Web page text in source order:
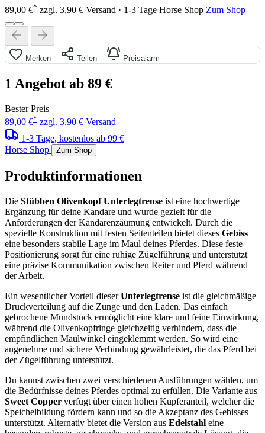
89,00 €* zzgl. 3,90 € Versand · 1-3 Tage Horse Shop Zum Shop
Merken Teilen Preisalarm
1 Angebot ab 89 €
Bester Preis
89,00 €* zzgl. 3,90 € Versand
1-3 Tage, kostenlos ab 99 €
Horse Shop
Zum Shop
Produktinformationen
Die Stübben Olivenkopf Unterlegtrense ist eine hochwertige
Ergänzung für deine Kandare und wurde gezielt für die
Anforderungen der Kandarenzäumung entwickelt. Durch die
spezielle Konstruktion mit festen Seitenteilen bietet dieses Gebiss
eine besonders stabile Lage im Maul deines Pferdes. Diese feste
Positionierung sorgt für eine ruhige Zügelführung und unterstützt
eine präzise Kommunikation zwischen Reiter und Pferd während
der Arbeit.
Ein wesentlicher Vorteil dieserUnterlegtrense ist die gleichmäßige
Druckverteilung auf die Zunge und den Laden. Das einfach
gebrochene Mundstück ermöglicht eine klare und feine Einwirkung,
während die Olivenkopfringe gleichzeitig verhindern, dass die
empfindlichen Maulwinkel eingeklemmt werden. So wird eine
angenehme und sichere Verbindung gewährleistet, die das Pferd bei
der Zügelführung unterstützt.
Du kannst zwischen zwei verschiedenen Ausführungen wählen, um
die Bedürfnisse deines Pferdes optimal zu erfüllen. Die Variante aus
Sweet Copper verfügt über einen hohen Kupferanteil, welcher die
Speichelbildung fördern kann und so die Akzeptanz des Gebisses
unterstützt. Alternativ bietet die Version aus Edelstahl eine